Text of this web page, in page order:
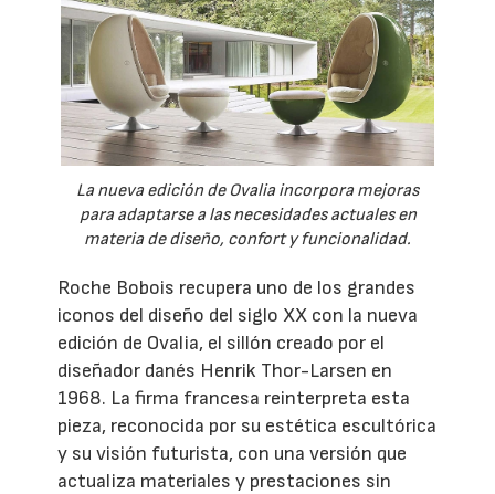
La nueva edición de Ovalia incorpora mejoras
para adaptarse a las necesidades actuales en
materia de diseño, confort y funcionalidad.
Roche Bobois recupera uno de los grandes
iconos del diseño del siglo XX con la nueva
edición de Ovalia, el sillón creado por el
diseñador danés Henrik Thor-Larsen en
1968. La firma francesa reinterpreta esta
pieza, reconocida por su estética escultórica
y su visión futurista, con una versión que
actualiza materiales y prestaciones sin